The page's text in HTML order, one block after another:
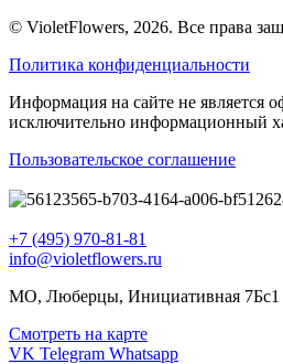
© VioletFlowers, 2026. Все права
Политика конфиденциальности
Информация на сайте не является
исключительно информационный
Пользовательское соглашение
+7 (495) 970-81-81
info@violetflowers.ru
МО, Люберцы, Инициативная 7Бс1
Смотреть на карте
VK Telegram Whatsapp